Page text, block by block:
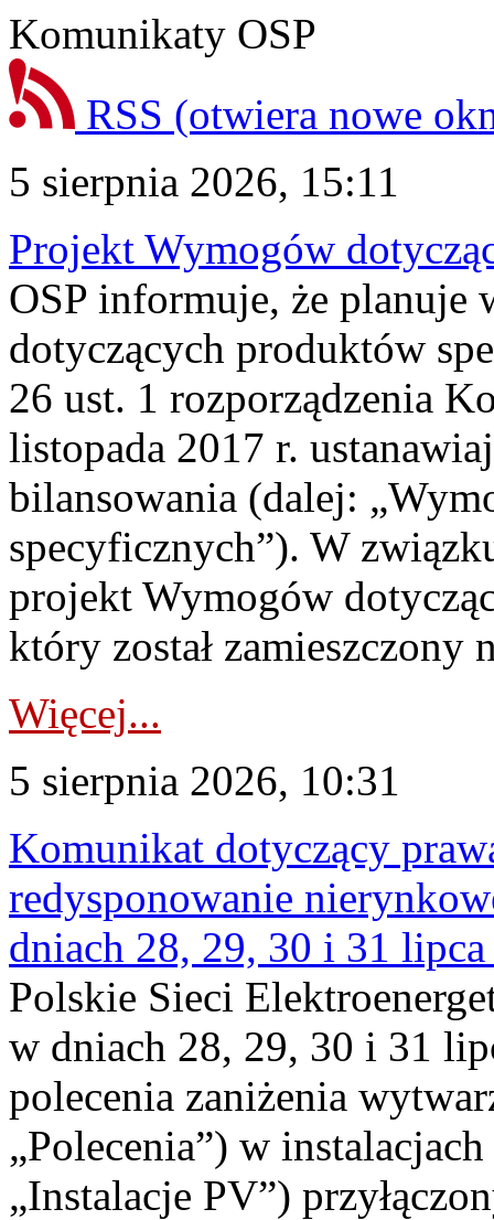
Komunikaty OSP
RSS (otwiera nowe
5 sierpnia 2026, 15:11
Projekt Wymogów
OSP informuje, że planuje
dotyczących produktów
26 ust. 1 rozporządzenia
listopada 2017 r.
bilansowania (dalej:
specyficznych”). W
projekt Wymogów
który został zamieszczony
Więcej...
5 sierpnia 2026, 10:31
Komunikat dotyczący
redysponowanie
dniach 28, 29, 30 i 31
Polskie Sieci
w dniach 28, 29, 30 i 31
polecenia zaniżenia
„Polecenia”) w
„Instalacje PV”)